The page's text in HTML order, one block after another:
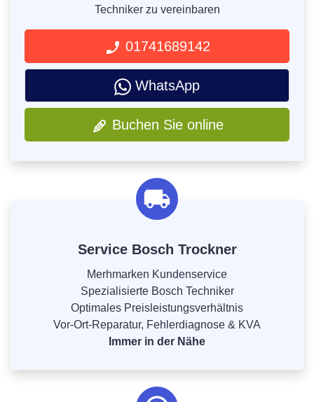
Techniker zu vereinbaren
01741689142
WhatsApp
Buchen Sie online
Service Bosch Trockner
Merhmarken Kundenservice
Spezialisierte Bosch Techniker
Optimales Preisleistungsverhältnis
Vor-Ort-Reparatur, Fehlerdiagnose & KVA
Immer in der Nähe